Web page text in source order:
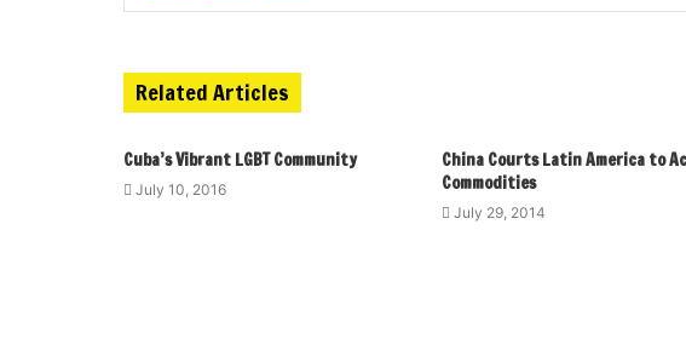
Related Articles
Cuba’s Vibrant LGBT Community
July 10, 2016
China Courts Latin America to
Commodities
July 29, 2014